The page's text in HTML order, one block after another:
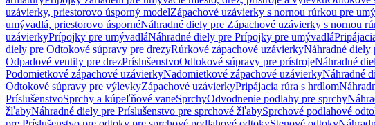
uzávierky, priestorovo úsporný modelZápachové uzávierky s nornou rúrkou pre
umývadlá, priestorovo úspornéNáhradné diely pre Zápachové uzávierky s nornou
uzávierkyPrípojky pre umývadláNáhradné diely pre Prípojky pre umývadlá
diely pre Odtokové súpravy pre drezyRúrkové zápachové uzávierkyNáhradné diely
Odpadové ventily pre drezPríslušenstvoOdtokové súpravy pre prístrojeNáhradné
Podomietkové zápachové uzávierkyNadomietkové zápachové uzávierkyNáhradné
Odtokové súpravy pre výlevkyZápachové uzávierkyPripájacia rúra s hrdlom
PríslušenstvoSprchy a kúpeľňové vaneSprchyOdvodnenie podlahy pre sprchy
žľabyNáhradné diely pre Príslušenstvo pre sprchové žľabySprchové podlahové